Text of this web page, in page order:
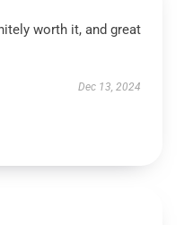
worth it, and great
Dec 13, 2024